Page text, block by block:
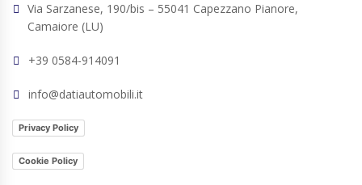
Via Sarzanese, 190/bis – 55041 Capezzano Pianore,
Camaiore (LU)
+39 0584-914091
info@datiautomobili.it
Privacy Policy
Cookie Policy